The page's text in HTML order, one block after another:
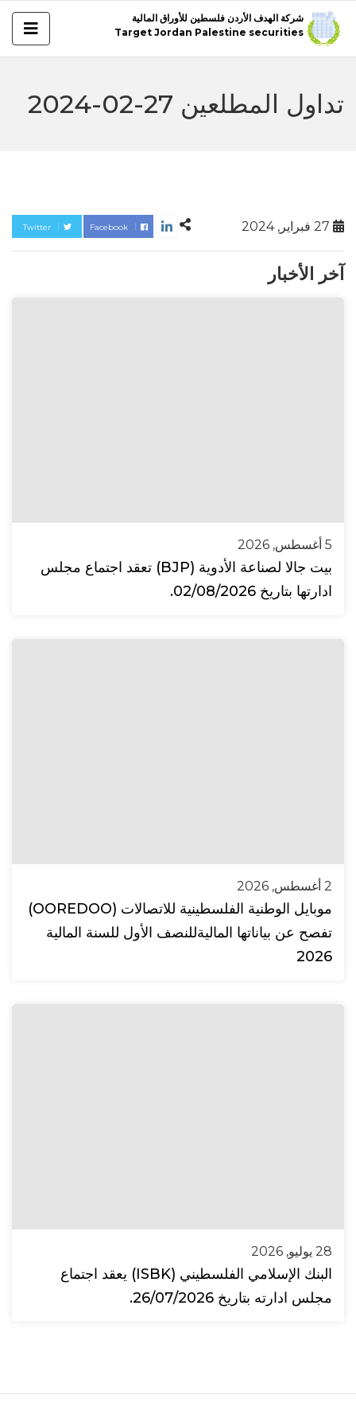
شركة الهدف الأردن فلسطين للأوراق المالية
Target Jordan Palestine securities
تداول المطلعين 27-02-2024
Twitter Facebook
آخر الأخبار
5 أغسطس, 2026
بيت جالا لصناعة الأدوية (BJP) تعقد اجتماع مجلس
ادارتها بتاريخ 02/08/2026.
2 أغسطس, 2026
موبايل الوطنية الفلسطينية للاتصالات (OOREDOO)
تفصح عن بياناتها الماليةللنصف الأول للسنة المالية
2026
28 يوليو, 2026
البنك الإسلامي الفلسطيني (ISBK) يعقد اجتماع
مجلس ادارته بتاريخ 26/07/2026.